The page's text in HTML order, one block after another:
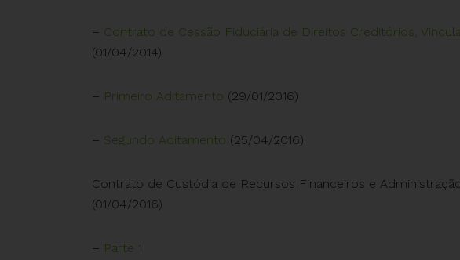
– Contrato de Cessão Fiduciária de Direitos Creditórios,
(01/04/2014)
– Primeiro Aditamento (29/01/2016)
– Segundo Aditamento (25/04/2016)
Contrato de Custódia de Recursos Financeiros e
(01/04/2016)
– Parte 1